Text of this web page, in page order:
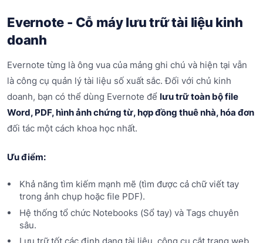
Evernote - Cỗ máy lưu trữ tài liệu kinh
doanh
Evernote từng là ông vua của mảng ghi chú và hiện tại vẫn
là công cụ quản lý tài liệu số xuất sắc. Đối với chủ kinh
doanh, bạn có thể dùng Evernote để lưu trữ toàn bộ file
Word, PDF, hình ảnh chứng từ, hợp đồng thuê nhà, hóa đơn
đối tác một cách khoa học nhất.
Ưu điểm:
Khả năng tìm kiếm mạnh mẽ (tìm được cả chữ viết tay
trong ảnh chụp hoặc file PDF).
Hệ thống tổ chức Notebooks (Sổ tay) và Tags chuyên
sâu.